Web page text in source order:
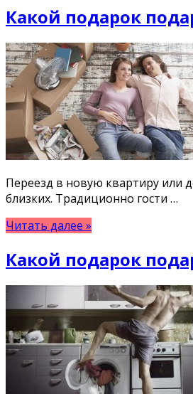
Какой подарок
Переезд в новую квартиру или
близких. Традиционно гости …
Читать далее »
Какой подарок